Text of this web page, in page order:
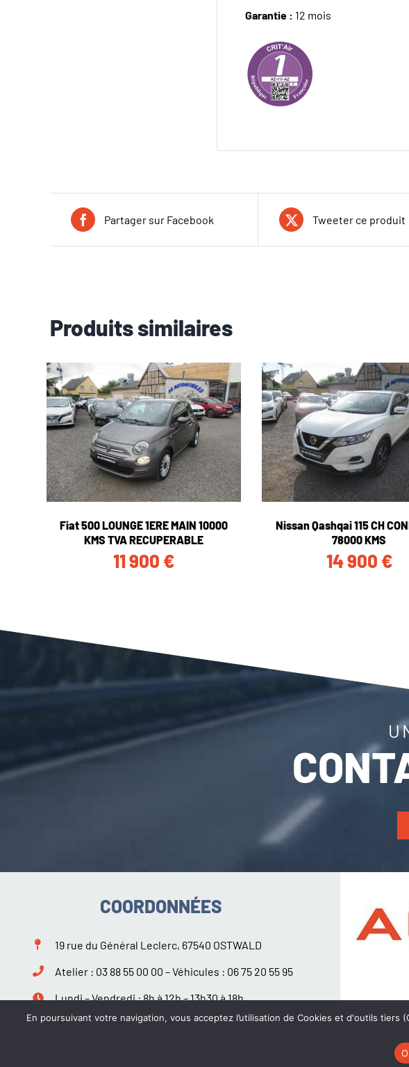
Garantie : 12 mois
Partager sur Facebook Tweeter ce produit
Produits similaires
Fiat 500 LOUNGE 1ERE MAIN 10000
KMS TVA RECUPERABLE
11 900 €
Nissan Qashqai 115 CH
78000 KMS
14 900 €
COORDONNÉES
19 rue du Général Leclerc, 67540 OSTWALD
Atelier : 03 88 55 00 00 – Véhicules : 06 75 20 55 95
Lundi – Vendredi : 8h à 12h – 13h30 à 18h
Samedi : 9h à 12h – 14h à 18h
En poursuivant votre navigation, vous acceptez l’utilisation de Cookies et d'outils